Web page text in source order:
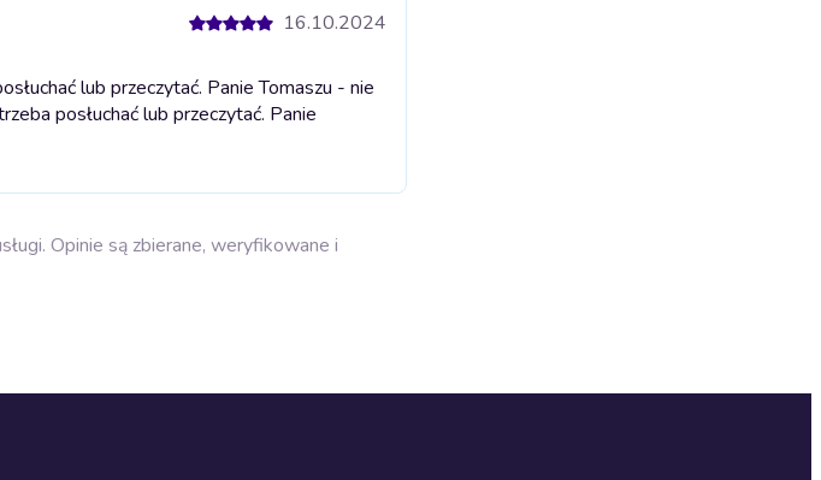
16.10.2024
lub przeczytać. Panie Tomaszu - nie
posłuchać lub przeczytać. Panie
Opinie są zbierane, weryfikowane i